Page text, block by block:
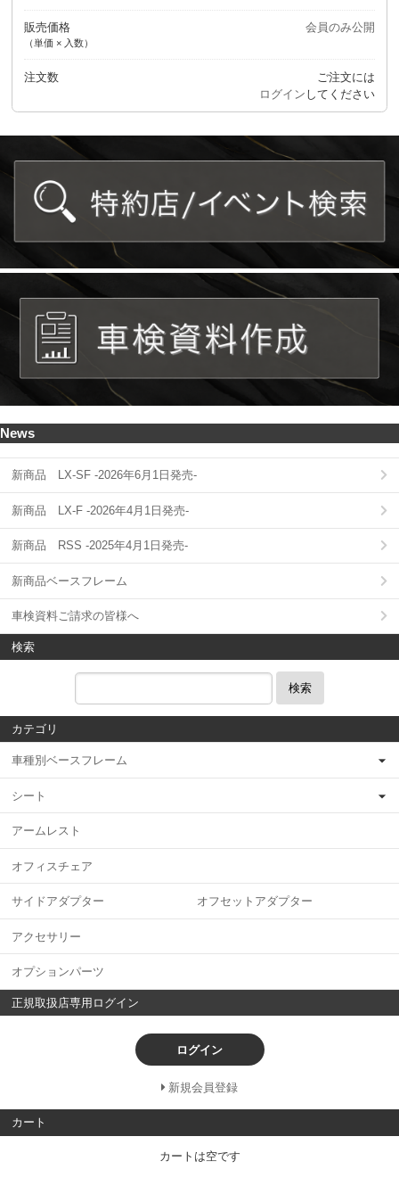
販売価格
（単価 × 入数）
会員のみ公開
注文数
ご注文には
ログイン してください
News
新商品 LX-SF -2026年6月1日発売-
新商品 LX-F -2026年4月1日発売-
新商品 RSS -2025年4月1日発売-
新商品ベースフレーム
車検資料ご請求の皆様へ
検索
検索
カテゴリ
車種別ベースフレーム
シート
アームレスト
オフィスチェア
サイドアダプター オフセットアダプター
アクセサリー
オプションパーツ
正規取扱店専用ログイン
ログイン
新規会員登録
カート
カートは空です